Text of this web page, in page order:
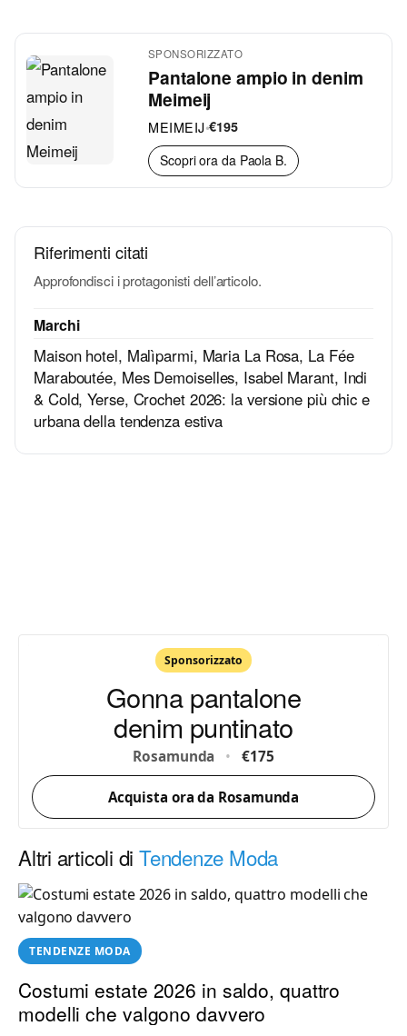
SPONSORIZZATO
Pantalone ampio in denim
Meimeij
MEIMEIJ•€195
Scopri ora da Paola B.
Riferimenti citati
Approfondisci i protagonisti dell’articolo.
Marchi
Maison hotel, Malìparmi, Maria La Rosa, La Fée
Maraboutée, Mes Demoiselles, Isabel Marant, Indi
& Cold,Yerse, Crochet 2026: la versione più chic e
urbana della tendenza estiva
Sponsorizzato
Gonna pantalone
denim puntinato
Rosamunda • €175
Acquista ora da Rosamunda
Altri articoli di Tendenze Moda
TENDENZE MODA
Costumi estate 2026 in saldo, quattro
modelli che valgono davvero